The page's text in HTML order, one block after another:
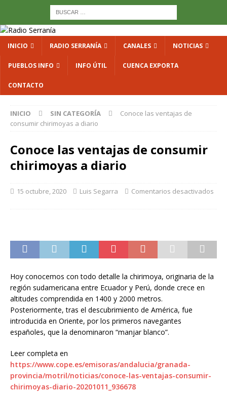
INICIO RADIO SERRANÍA CANALES NOTICIAS
PUEBLOS INFO INFO ÚTIL CUENCA EXPORTA
CONTACTO
INICIO SIN CATEGORÍA
Conoce las ventajas de
consumir chirimoyas a diario
Conoce las ventajas de consumir
chirimoyas a diario
15 octubre, 2020 Luis Segarra Comentarios desactivados
Hoy conocemos con todo detalle la chirimoya, originaria de la
región sudamericana entre Ecuador y Perú, donde crece en
altitudes comprendida en 1400 y 2000 metros.
Posteriormente, tras el descubrimiento de América, fue
introducida en Oriente, por los primeros navegantes
españoles, que la denominaron “manjar blanco”.
Leer completa en
https://www.cope.es/emisoras/andalucia/granada-
provincia/motril/noticias/conoce-las-ventajas-consumir-
chirimoyas-diario-20201011_936678